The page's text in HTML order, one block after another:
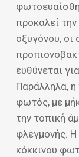
προκαλεί
οξυγόνου, οι
ευθύνεται
Παράλληλα, η
φωτός, με
την τοπική
φλεγμονής.
κόκκινου